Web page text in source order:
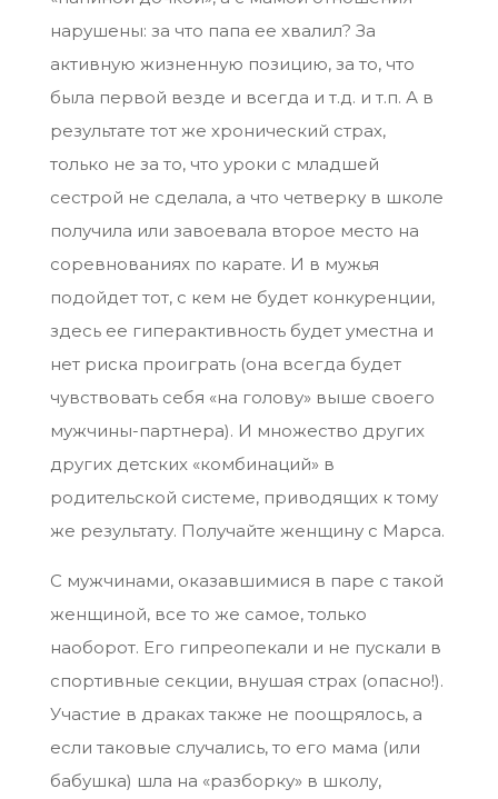
нарушены: за что папа ее хвалил? За
активную жизненную позицию, за то, что
была первой везде и всегда и т.д. и т.п. А в
результате тот же хронический страх,
только не за то, что уроки с младшей
сестрой не сделала, а что четверку в школе
получила или завоевала второе место на
соревнованиях по карате. И в мужья
подойдет тот, с кем не будет конкуренции,
здесь ее гиперактивность будет уместна и
нет риска проиграть (она всегда будет
чувствовать себя «на голову» выше своего
мужчины-партнера). И множество других
других детских «комбинаций» в
родительской системе, приводящих к тому
же результату. Получайте женщину с Марса.
С мужчинами, оказавшимися в паре с такой
женщиной, все то же самое, только
наоборот. Его гипреопекали и не пускали в
спортивные секции, внушая страх (опасно!).
Участие в драках также не поощрялось, а
если таковые случались, то его мама (или
бабушка) шла на «разборку» в школу,